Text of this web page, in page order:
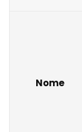
Nome